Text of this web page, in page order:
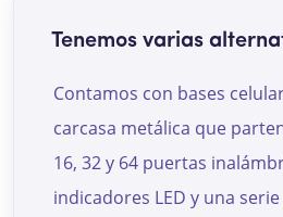
Tenemos varias
Contamos con bases
carcasa metálica que
16, 32 y 64 puertas
indicadores LED y una